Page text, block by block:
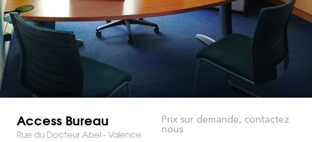
Access Bureau
Rue du Docteur Abel - Valence
Prix sur demande, contactez
nous